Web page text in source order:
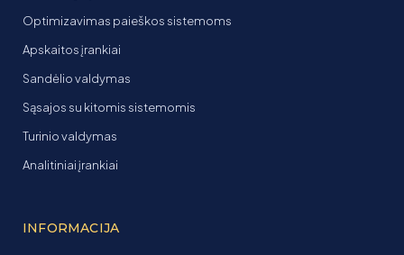
Optimizavimas paieškos sistemoms
Apskaitos įrankiai
Sandėlio valdymas
Sąsajos su kitomis sistemomis
Turinio valdymas
Analitiniai įrankiai
INFORMACIJA